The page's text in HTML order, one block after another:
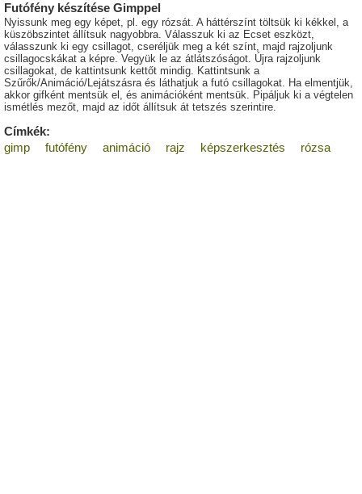
Futófény készítése Gimppel
Nyissunk meg egy képet, pl. egy rózsát. A háttérszínt töltsük ki kékkel, a
küszöbszintet állítsuk nagyobbra. Válasszuk ki az Ecset eszközt,
válasszunk ki egy csillagot, cseréljük meg a két színt, majd rajzoljunk
csillagocskákat a képre. Vegyük le az átlátszóságot. Újra rajzoljunk
csillagokat, de kattintsunk kettőt mindig. Kattintsunk a
Szűrők/Animáció/Lejátszásra és láthatjuk a futó csillagokat. Ha elmentjük,
akkor gifként mentsük el, és animációként mentsük. Pipáljuk ki a végtelen
ismétlés mezőt, majd az időt állítsuk át tetszés szerintire.
Címkék:
gimp
futófény animáció rajz képszerkesztés rózsa